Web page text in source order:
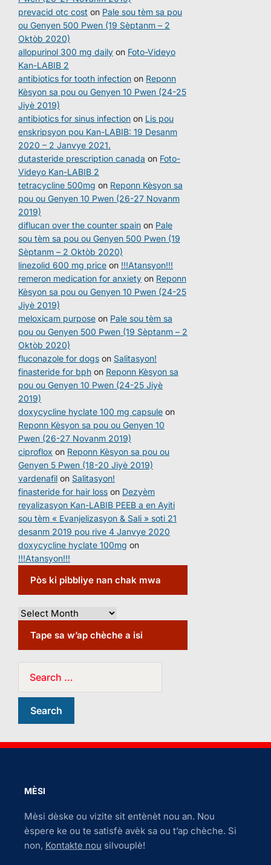
prevacid otc cost on Pale sou tèm sa pou
ou Genyen 500 Pwen (19 Sèptanm – 2
Oktòb 2020)
allopurinol 300 mg daily on Foto-Videyo
Kan-LABIB 2
antibiotics for tooth infection on Reponn
Kèsyon sa pou ou Genyen 10 Pwen (24-25
Jiyè 2019)
antibiotics for sinus infection on Lis pou
enskripsyon pou Kan-LABIB: 19 Desanm
2020 – 2 Janvye 2021.
dutasteride prescription canada on Foto-
Videyo Kan-LABIB 2
tetracycline 500mg on Reponn Kèsyon sa
pou ou Genyen 10 Pwen (26-27 Novanm
2019)
diflucan over the counter spain on Pale
sou tèm sa pou ou Genyen 500 Pwen (19
Sèptanm – 2 Oktòb 2020)
linezolid 600 mg price on !!!Atansyon!!!
remeron medication for anxiety on Reponn
Kèsyon sa pou ou Genyen 10 Pwen (24-25
Jiyè 2019)
meloxicam purpose on Pale sou tèm sa
pou ou Genyen 500 Pwen (19 Sèptanm – 2
Oktòb 2020)
fluconazole for dogs on Salitasyon!
finasteride for bph on Reponn Kèsyon sa
pou ou Genyen 10 Pwen (24-25 Jiyè
2019)
doxycycline hyclate 100 mg capsule on
Reponn Kèsyon sa pou ou Genyen 10
Pwen (26-27 Novanm 2019)
ciproflox on Reponn Kèsyon sa pou ou
Genyen 5 Pwen (18-20 Jiyè 2019)
vardenafil on Salitasyon!
finasteride for hair loss on Dezyèm
reyalizasyon Kan-LABIB PEEB a en Ayiti
sou tèm « Evanjelizasyon & Sali » soti 21
desanm 2019 pou rive 4 Janvye 2020
doxycycline hyclate 100mg on
!!!Atansyon!!!
Pòs ki pibbliye nan chak mwa
Tape sa w’ap chèche a isi
MÈSI
Mèsi dèske ou vizite sit entènèt nou an. Nou
èspere ke ou te satisfè avèk sa ou t’ap chèche. Si
non, Kontakte nou silvouplè!